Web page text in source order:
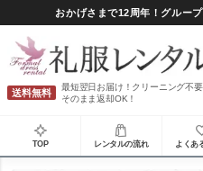
おかげさまで12周年！グルー
送料無料
最短翌日お届け！クリーニング不
そのまま返却OK！
TOP レンタルの流れ よくあ